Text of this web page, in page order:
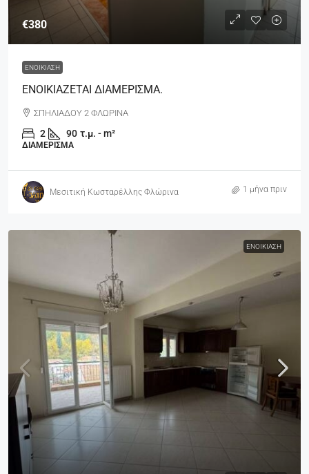
€380
ΕΝΟΙΚΊΑΣΗ
ΕΝΟΙΚΙΑΖΕΤΑΙ ΔΙΑΜΕΡΙΣΜΑ.
ΣΠΗΛΙΑΔΟΥ 2 ΦΛΩΡΙΝΑ
2 90 τ.μ. - m²
ΔΙΑΜΈΡΙΣΜΑ
Μεσιτική Κωσταρέλλης Φλώρινα 1 μήνα πριν
ΕΝΟΙΚΊΑΣΗ